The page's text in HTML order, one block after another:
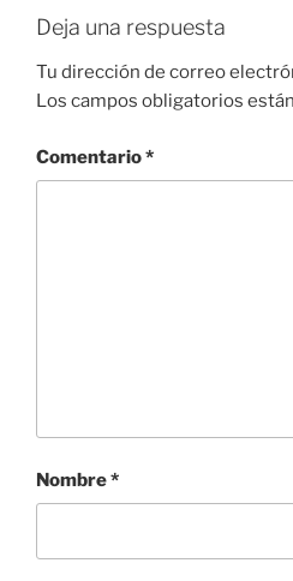
Deja una respuesta
Tu dirección de correo
Los campos obligatorios
Comentario*
Nombre*